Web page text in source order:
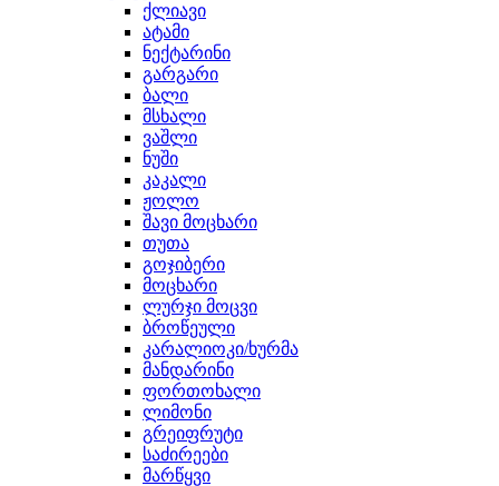
ქლიავი
ატამი
ნექტარინი
გარგარი
ბალი
მსხალი
ვაშლი
ნუში
კაკალი
ჟოლო
შავი მოცხარი
თუთა
გოჯიბერი
მოცხარი
ლურჯი მოცვი
ბროწეული
კარალიოკი/ხურმა
მანდარინი
ფორთოხალი
ლიმონი
გრეიფრუტი
საძირეები
მარწყვი